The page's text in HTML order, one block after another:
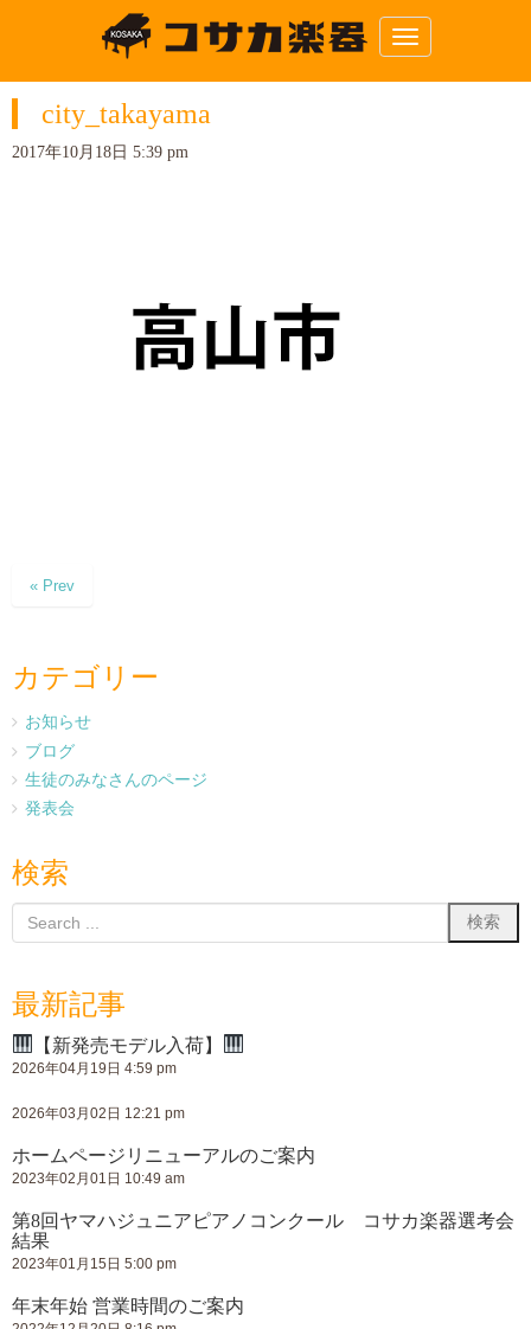
N
a
city_takayama
2017年10月18日 5:39 pm
« Prev
カテゴリー
お知らせ
ブログ
生徒のみなさんのページ
発表会
検索
最新記事
【新発売モデル入荷】
2026年04月19日 4:59 pm
2026年03月02日 12:21 pm
ホームページリニューアルのご案内
2023年02月01日 10:49 am
第8回ヤマハジュニアピアノコンクール コサカ楽器選考会
結果
2023年01月15日 5:00 pm
年末年始 営業時間のご案内